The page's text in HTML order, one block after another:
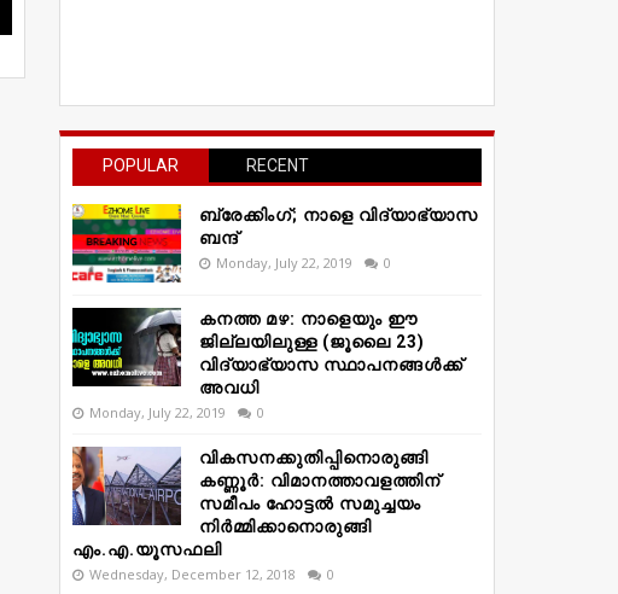
POPULAR RECENT
ബ്രേക്കിംഗ്; നാളെ വിദ്യാഭ്യാസ
ബന്ദ്
Monday, July 22, 2019 0
കനത്ത മഴ: നാളെയും ഈ
ജില്ലയിലുള്ള (ജൂലൈ 23)
വിദ്യാഭ്യാസ സ്ഥാപനങ്ങൾക്ക്
അവധി
Monday, July 22, 2019 0
വികസനക്കുതിപ്പിനൊരുങ്ങി
കണ്ണൂർ: വിമാനത്താവളത്തിന്
സമീപം ഹോട്ടൽ സമുച്ചയം
നിർമ്മിക്കാനൊരുങ്ങി
എം.എ.യൂസഫലി
Wednesday, December 12, 2018 0